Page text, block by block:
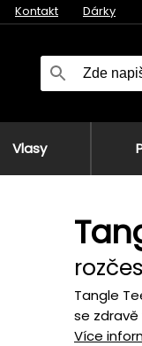
Kontakt Dárky
Vlasy
Tangle
se
Více